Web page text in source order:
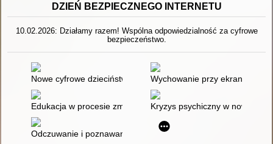
DZIEŃ BEZPIECZNEGO INTERNETU
10.02.2026: Działamy razem! Wspólna odpowiedzialność za cyfrowe
bezpieczeństwo.
Nowe cyfrowe dzieciństwo : jak wychowywać dzieci, by
Wychowanie przy ekranie : jak
Edukacja w procesie zmiany społecznej : o praktycznym
Kryzys psychiczny w
Odczuwanie i poznawanie : jak powstają świadome umysły